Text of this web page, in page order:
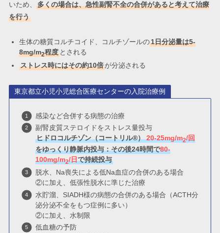
いため、
多くの場合は、急性副腎不全の合併があると考えて治療
を行う
生体の糖質コルチコイド、コルチゾールの1日分泌量は5-
8mg/m2程度とされる
ストレス時にはその約10倍が分泌される
東京都立小児小児総合医療センターの入院治療例
感染など合併する病態の治療
副腎皮質ステロイドをストレス量投与
ヒドロコルチゾン（コートリル®）20-25mg/m2/回
をゆっくり静脈内投与：その後24時間で80-
100mg/m2/日で持続投与
脱水、Na喪失による低Na血症の合併のある場合
②に加え、低張性脱水に準じた治療
水貯溜、SIADH様の病態の合併のある場合（ACTH分
泌分泌不全をもつ症例に多い）
②に加え、水制限
低血糖の予防